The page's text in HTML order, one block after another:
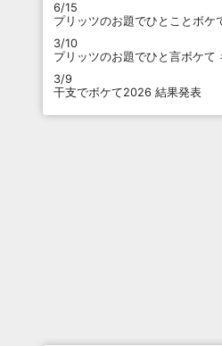
6/15
プリッツのお題でひとことボケ
3/10
プリッツのお題でひと言ボケて
3/9
干支でボケて2026 結果発表